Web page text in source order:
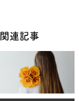
関連記事